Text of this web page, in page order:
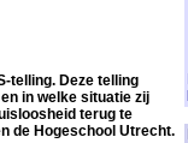
telling. Deze telling
in welke situatie zij
terug te
de Hogeschool Utrecht.